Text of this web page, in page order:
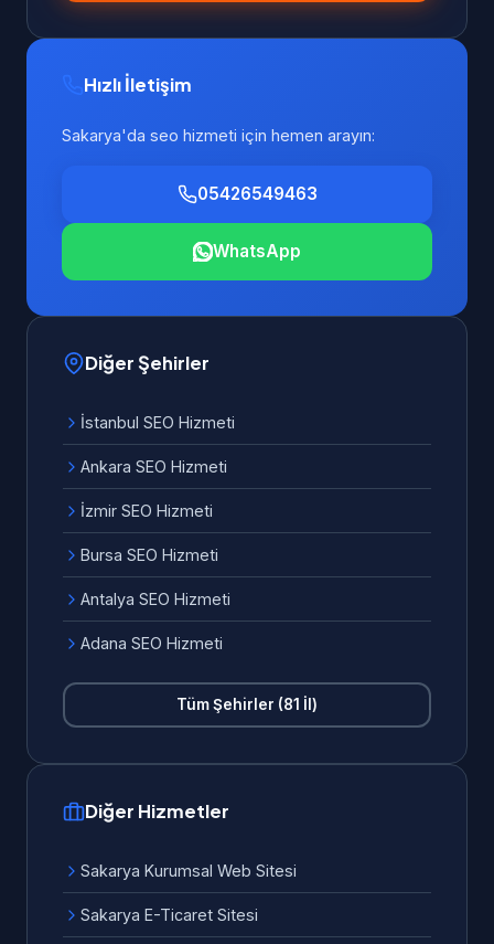
Hızlı İletişim
Sakarya'da seo hizmeti için hemen arayın:
05426549463
WhatsApp
Diğer Şehirler
İstanbul SEO Hizmeti
Ankara SEO Hizmeti
İzmir SEO Hizmeti
Bursa SEO Hizmeti
Antalya SEO Hizmeti
Adana SEO Hizmeti
Tüm Şehirler (81 İl)
Diğer Hizmetler
Sakarya Kurumsal Web Sitesi
Sakarya E-Ticaret Sitesi